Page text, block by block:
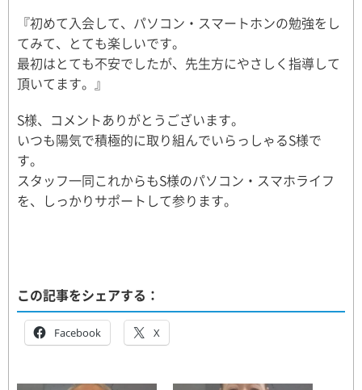
『初めて入会して、パソコン・スマートホンの勉強をし
てみて、とても楽しいです。
最初はとても不安でしたが、先生方にやさしく指導して
頂いてます。』
S様、コメントありがとうございます。
いつも陽気で積極的に取り組んでいらっしゃるS様で
す。
スタッフ一同これからもS様のパソコン・スマホライフ
を、しっかりサポートして参ります。
この記事をシェアする：
Facebook X